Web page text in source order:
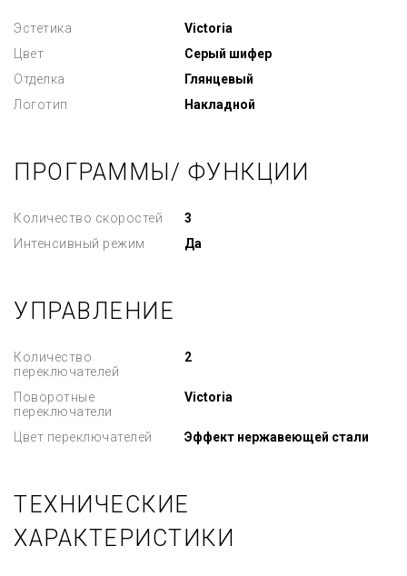
Эстетика
Victoria
Цвет
Серый шифер
Отделка
Глянцевый
Логотип
Накладной
ПРОГРАММЫ/ ФУНКЦИИ
Количество скоростей
3
Интенсивный режим
Да
УПРАВЛЕНИЕ
Количество
переключателей
2
Поворотные
переключатели
Victoria
Цвет переключателей Эффект нержавеющей стали
ТЕХНИЧЕСКИЕ
ХАРАКТЕРИСТИКИ